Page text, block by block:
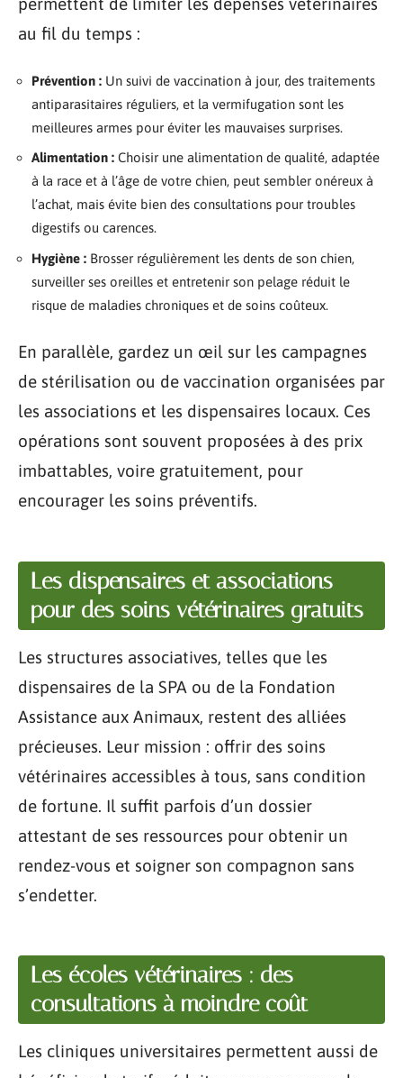
au fil du temps :
Prévention : Un suivi de vaccination à jour, des traitements
antiparasitaires réguliers, et la vermifugation sont les
meilleures armes pour éviter les mauvaises surprises.
Alimentation : Choisir une alimentation de qualité, adaptée
à la race et à l’âge de votre chien, peut sembler onéreux à
l’achat, mais évite bien des consultations pour troubles
digestifs ou carences.
Hygiène : Brosser régulièrement les dents de son chien,
surveiller ses oreilles et entretenir son pelage réduit le
risque de maladies chroniques et de soins coûteux.
En parallèle, gardez un œil sur les campagnes
de stérilisation ou de vaccination organisées par
les associations et les dispensaires locaux. Ces
opérations sont souvent proposées à des prix
imbattables, voire gratuitement, pour
encourager les soins préventifs.
Les dispensaires et associations
pour des soins vétérinaires gratuits
Les structures associatives, telles que les
dispensaires de la SPA ou de la Fondation
Assistance aux Animaux, restent des alliées
précieuses. Leur mission : offrir des soins
vétérinaires accessibles à tous, sans condition
de fortune. Il suffit parfois d’un dossier
attestant de ses ressources pour obtenir un
rendez-vous et soigner son compagnon sans
s’endetter.
Les écoles vétérinaires : des
consultations à moindre coût
Les cliniques universitaires permettent aussi de